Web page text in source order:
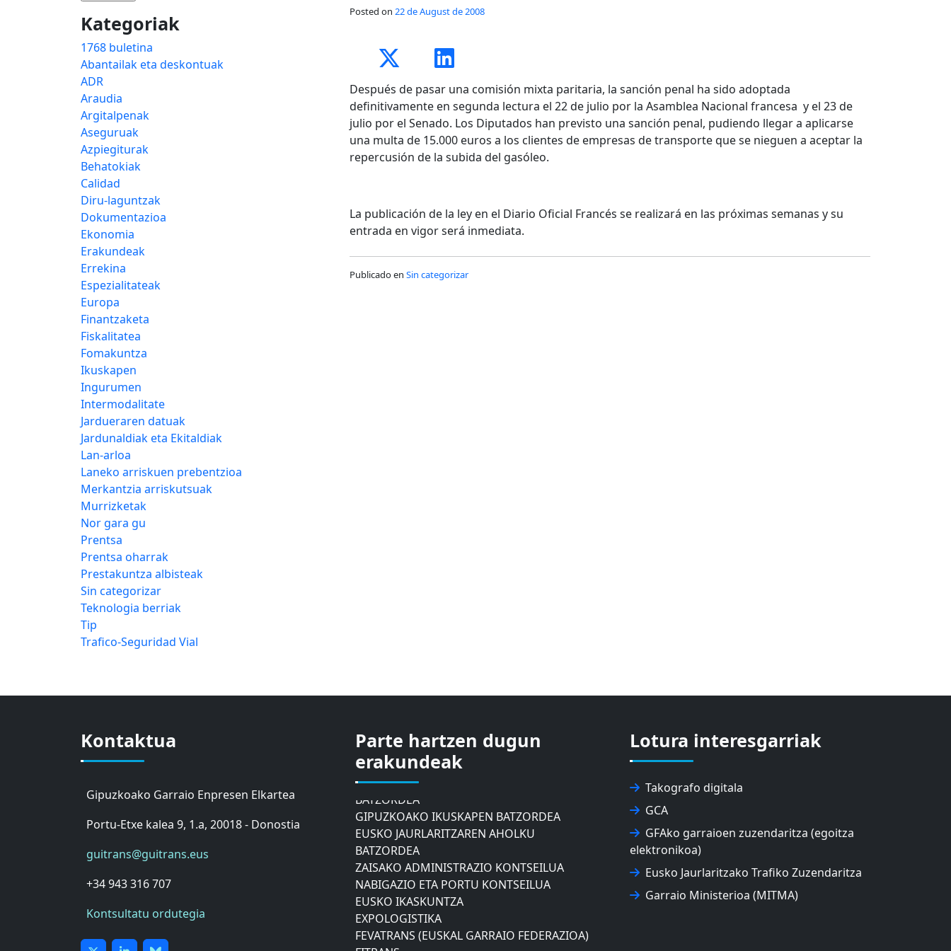
Posted on 22 de August de 2008
Después de pasar una comisión mixta paritaria, la sanción penal ha sido adoptada
definitivamente en segunda lectura el 22 de julio por la Asamblea Nacional francesa y el 23 de
julio por el Senado. Los Diputados han previsto una sanción penal, pudiendo llegar a aplicarse
una multa de 15.000 euros a los clientes de empresas de transporte que se nieguen a aceptar la
repercusión de la subida del gasóleo.
La publicación de la ley en el Diario Oficial Francés se realizará en las próximas semanas y su
entrada en vigor será inmediata.
Publicado en Sin categorizar
Kategoriak
1768 buletina
Abantailak eta deskontuak
ADR
Araudia
Argitalpenak
Aseguruak
Azpiegiturak
Behatokiak
Calidad
Diru-laguntzak
Dokumentazioa
Ekonomia
Erakundeak
Errekina
Espezialitateak
Europa
Finantzaketa
Fiskalitatea
Fomakuntza
Ikuskapen
Ingurumen
Intermodalitate
Jardueraren datuak
Jardunaldiak eta Ekitaldiak
Lan-arloa
Laneko arriskuen prebentzioa
Merkantzia arriskutsuak
Murrizketak
Nor gara gu
Prentsa
Prentsa oharrak
Prestakuntza albisteak
Sin categorizar
Teknologia berriak
Tip
Trafico-Seguridad Vial
Kontaktua
Gipuzkoako Garraio Enpresen Elkartea
Portu-Etxe kalea 9, 1.a, 20018 - Donostia
guitrans@guitrans.eus
+34 943 316 707
Kontsultatu ordutegia
Parte hartzen dugun
erakundeak
GIPUZKOAKO MERKATARITZA GANBERA
DONOSTIAKO UDALEKO
GIPUZKOAKO IKUSKAPEN BATZORDEA
EUSKO JAURLARITZAREN AHOLKU
BATZORDEA
ZAISAKO ADMINISTRAZIO KONTSEILUA
NABIGAZIO ETA PORTU KONTSEILUA
EUSKO IKASKUNTZA
EXPOLOGISTIKA
FEVATRANS (EUSKAL GARRAIO FEDERAZIOA)
FITRANS
Lotura interesgarriak
Takografo digitala
GCA
GFAko garraioen zuzendaritza (egoitza
elektronikoa)
Eusko Jaurlaritzako Trafiko Zuzendaritza
Garraio Ministerioa (MITMA)